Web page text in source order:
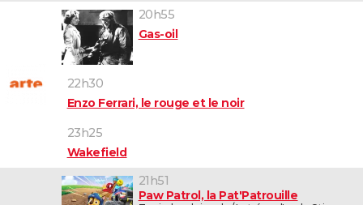
20h55
Gas-oil
22h30
Enzo Ferrari, le rouge et le noir
23h25
Wakefield
21h51
Paw Patrol, la Pat'Patrouille